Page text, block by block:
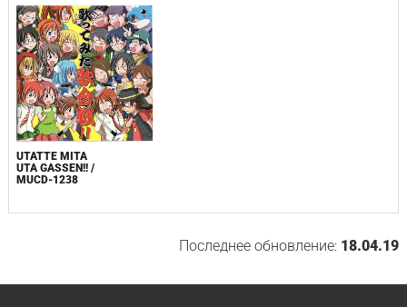
UTATTE MITA
UTA GASSEN!! /
MUCD-1238
Последнее обновление: 18.04.19